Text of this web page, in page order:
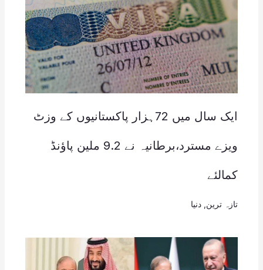
ایک سال میں 72ہزار پاکستانیوں کے وزٹ
ویزے مسترد،برطانیہ نے 9.2 ملین پاؤنڈ
کمالئے
تازہ ترین دنیا